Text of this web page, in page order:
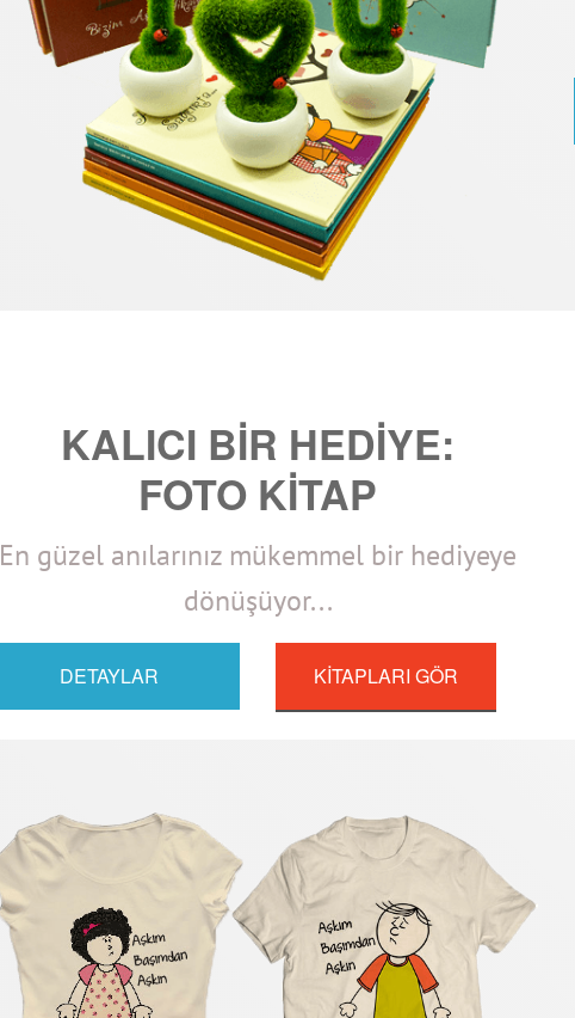
KALICI BİR HEDİYE:
FOTO KİTAP
En güzel anılarınız mükemmel bir hediyeye
dönüşüyor...
DETAYLAR KİTAPLARI GÖR